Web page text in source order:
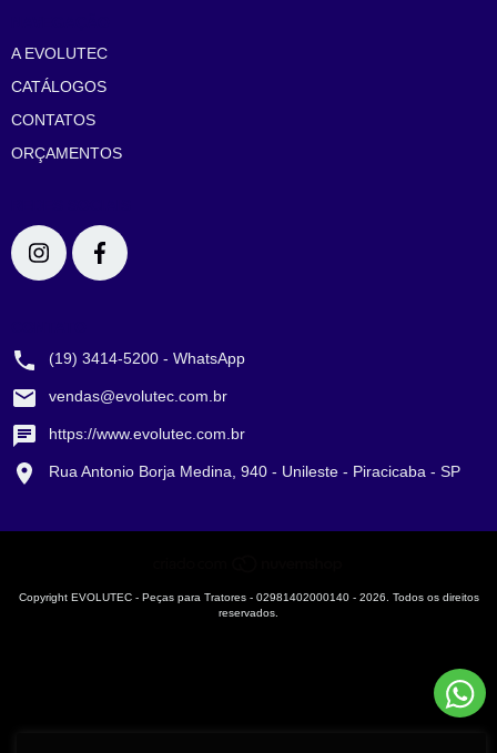
A EVOLUTEC
CATÁLOGOS
CONTATOS
ORÇAMENTOS
(19) 3414-5200 - WhatsApp
vendas@evolutec.com.br
https://www.evolutec.com.br
Rua Antonio Borja Medina, 940 - Unileste - Piracicaba - SP
Copyright EVOLUTEC - Peças para Tratores - 02981402000140 - 2026. Todos os direitos
reservados.